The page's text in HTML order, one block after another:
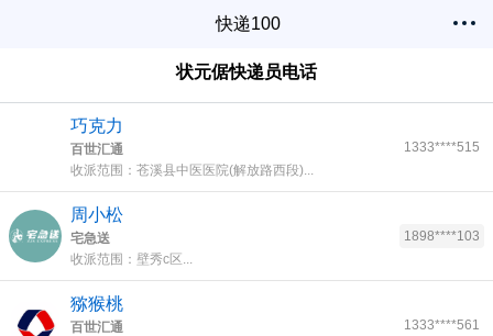
快递100
状元倨快递员电话
巧克力
百世汇通
收派范围：苍溪县中医医院(解放路西段)...
1333****515
周小松
宅急送
收派范围：壁秀c区...
1898****103
猕猴桃
百世汇通
1333****561